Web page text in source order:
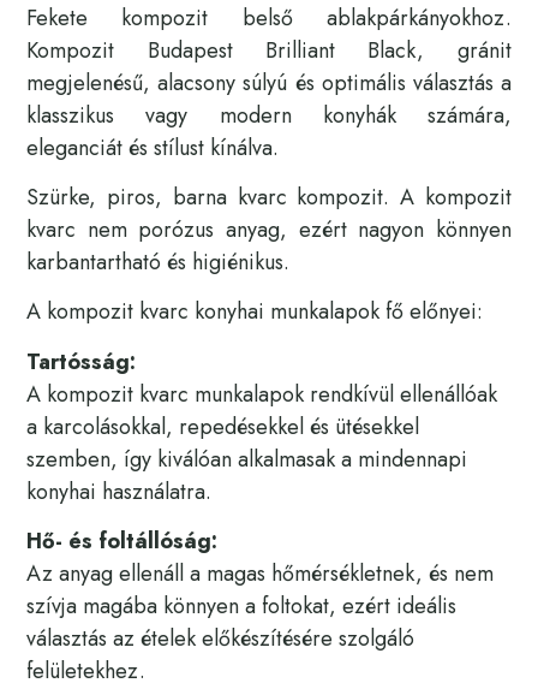
Fekete kompozit belső ablakpárkányokhoz.
Kompozit Budapest Brilliant Black, gránit
megjelenésű, alacsony súlyú és optimális választás a
klasszikus vagy modern konyhák számára,
eleganciát és stílust kínálva.
Szürke, piros, barna kvarc kompozit. A kompozit
kvarc nem porózus anyag, ezért nagyon könnyen
karbantartható és higiénikus.
A kompozit kvarc konyhai munkalapok fő előnyei:
Tartósság:
A kompozit kvarc munkalapok rendkívül ellenállóak
a karcolásokkal, repedésekkel és ütésekkel
szemben, így kiválóan alkalmasak a mindennapi
konyhai használatra.
Hő- és foltállóság:
Az anyag ellenáll a magas hőmérsékletnek, és nem
szívja magába könnyen a foltokat, ezért ideális
választás az ételek előkészítésére szolgáló
felületekhez.